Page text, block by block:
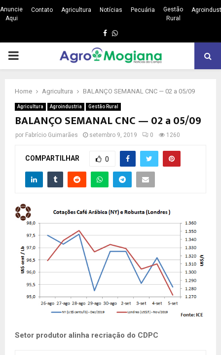
Anuncie
Aqui
Contato Agricultura Notícias Pecuária
Gestão
Rural
Facebook
Whatsapp
PRIMARY
Home Agricultura BALANÇO SEMANAL CNC — 02 a 05/09
Agricultura Agroindustria Gestão Rural
BALANÇO SEMANAL CNC — 02 a 05/09
por Fabrício Guimarães setembro 9, 2019 0 1260
COMPARTILHAR 0
Setor produtor alinha recriação do CDPC